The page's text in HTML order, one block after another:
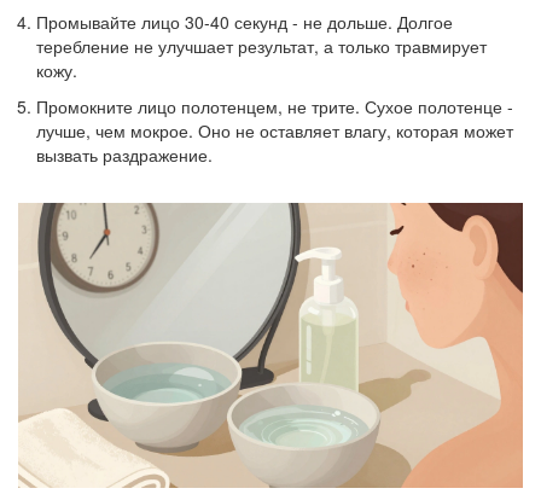
Промывайте лицо 30-40 секунд - не дольше. Долгое
теребление не улучшает результат, а только травмирует
кожу.
Промокните лицо полотенцем, не трите. Сухое полотенце -
лучше, чем мокрое. Оно не оставляет влагу, которая может
вызвать раздражение.